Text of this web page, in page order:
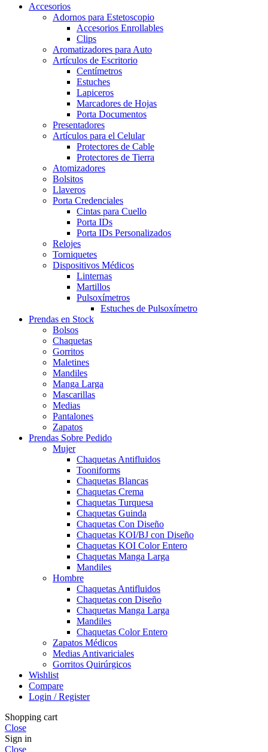
Accesorios
Adornos para Estetoscopio
Accesorios Enrollables
Clips
Aromatizadores para Auto
Artículos de Escritorio
Centímetros
Estuches
Lapiceros
Marcadores de Hojas
Porta Documentos
Presentadores
Artículos para el Celular
Protectores de Cable
Protectores de Tierra
Atomizadores
Bolsitos
Llaveros
Porta Credenciales
Cintas para Cuello
Porta IDs
Porta IDs Personalizados
Relojes
Torniquetes
Dispositivos Médicos
Linternas
Martillos
Pulsoxímetros
Estuches de Pulsoxímetro
Prendas en Stock
Bolsos
Chaquetas
Gorritos
Maletines
Mandiles
Manga Larga
Mascarillas
Medias
Pantalones
Zapatos
Prendas Sobre Pedido
Mujer
Chaquetas Antifluidos
Tooniforms
Chaquetas Blancas
Chaquetas Crema
Chaquetas Turquesa
Chaquetas Guinda
Chaquetas Con Diseño
Chaquetas KOI/BJ con Diseño
Chaquetas KOI Color Entero
Chaquetas Manga Larga
Mandiles
Hombre
Chaquetas Antifluidos
Chaquetas con Diseño
Chaquetas Manga Larga
Mandiles
Chaquetas Color Entero
Zapatos Médicos
Medias Antivariciales
Gorritos Quirúrgicos
Wishlist
Compare
Login / Register
Shopping cart
Close
Sign in
Close